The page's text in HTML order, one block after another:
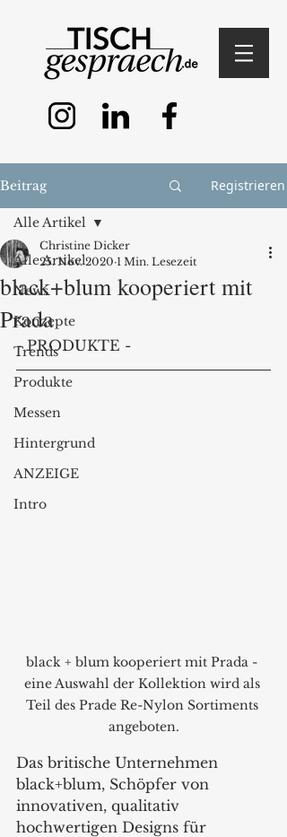
Beitrag Registrieren
Alle Artikel
News
Konzepte
Trends
Produkte
Messen
Hintergrund
ANZEIGE
Intro
Alle Artikel
black+blum kooperiert mit
Prada
Christine Dicker
25. Nov. 2020 1 Min. Lesezeit
- PRODUKTE -
black + blum kooperiert mit Prada -
eine Auswahl der Kollektion wird als
Teil des Prade Re-Nylon Sortiments
angeboten.
Das britische Unternehmen
black+blum, Schöpfer von
innovativen, qualitativ
hochwertigen Designs für